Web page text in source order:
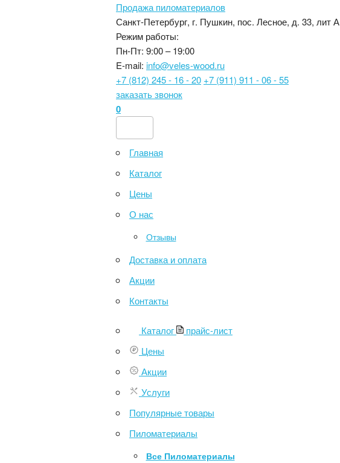
Продажа пиломатериалов
Санкт-Петербург, г. Пушкин, пос. Лесное, д. 33, лит А
Режим работы:
Пн-Пт: 9:00 – 19:00
E-mail: info@veles-wood.ru
+7 (812) 245 - 16 - 20 +7 (911) 911 - 06 - 55
заказать звонок
0
Главная
Каталог
Цены
О нас
Отзывы
Доставка и оплата
Акции
Контакты
Каталог
прайс-лист
Цены
Акции
Услуги
Популярные товары
Пиломатериалы
Все Пиломатериалы